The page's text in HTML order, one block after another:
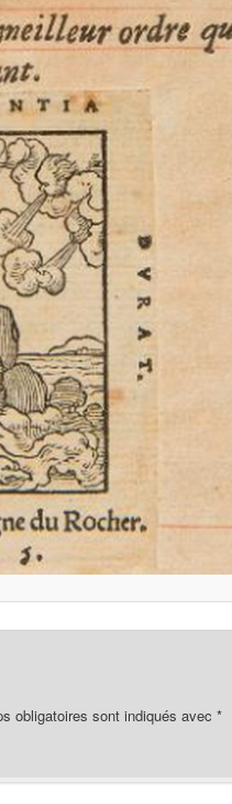
obligatoires sont indiqués avec *